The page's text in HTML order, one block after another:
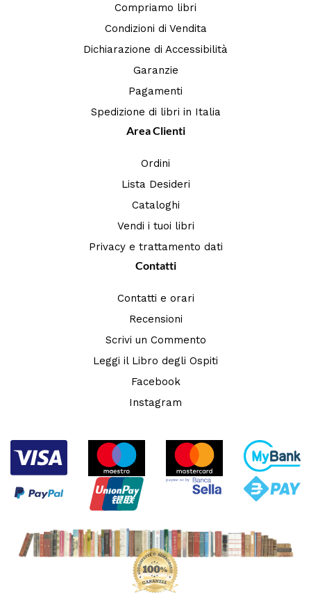
Compriamo libri
Condizioni di Vendita
Dichiarazione di Accessibilità
Garanzie
Pagamenti
Spedizione di libri in Italia
Area Clienti
Ordini
Lista Desideri
Cataloghi
Vendi i tuoi libri
Privacy e trattamento dati
Contatti
Contatti e orari
Recensioni
Scrivi un Commento
Leggi il Libro degli Ospiti
Facebook
Instagram